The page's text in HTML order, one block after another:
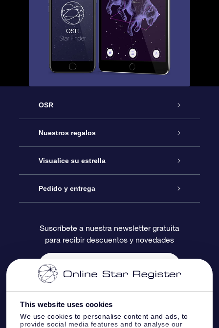
This website uses cookies
We use cookies to personalise content and ads, to
provide social media features and to analyse our
OSR
Atención
Contáctanos
Blog
Reseñas
Nuestros regalos
Regalo Estrella Online
Paquete de Regalo OSR
Tarjeta de Regalo OSR
Regalos empresariales
Visualice su estrella
Registro estelar
Página de Estrella Personalizada
Un Millón de Estrellas
Aplicación de RV Llévame a las estrellas
Pedido y entrega
Información de Pago
Información de Envío
Constelaciones
Suscríbete a nuestra newsletter gratuita
para recibir descuentos y novedades